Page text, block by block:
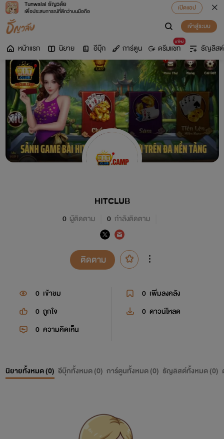
Tunwalai ธัญวลัย
เพื่อประสบการณ์ที่ดีกว่าบนมือถือ
เปิดแอป
เข้าสู่ระบบ
หน้าแรก นิยาย อีบุ๊ก การ์ตูน
มาใหม่
ดรีมแชท ธัญลิสต์
HITCLUB
0 ผู้ติดตาม 0 กำลังติดตาม
ติดตาม
0 เข้าชม 0 เพิ่มลงคลัง
0 ถูกใจ 0 ดาวน์โหลด
0 ความคิดเห็น
นิยายทั้งหมด (0) อีบุ๊กทั้งหมด (0) การ์ตูนทั้งหมด (0) ธัญลิสต์ทั้งหมด (0)